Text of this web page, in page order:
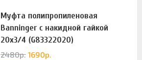
Муфта полипропиленовая
Banninger с накидной гайкой
20х3/4 (G83322020)
2480р. 1690р.